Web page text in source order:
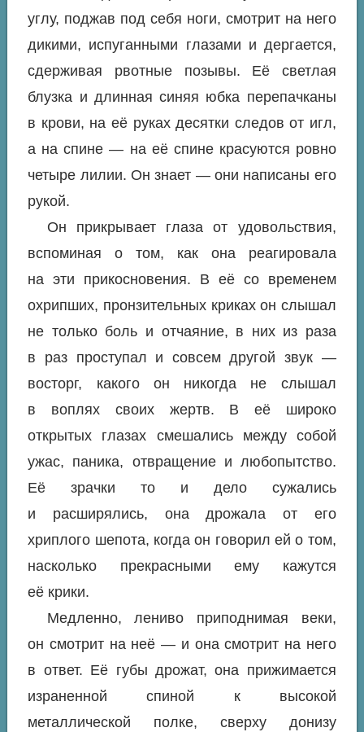
углу, поджав под себя ноги, смотрит на него
дикими, испуганными глазами и дергается,
сдерживая рвотные позывы. Её светлая
блузка и длинная синяя юбка перепачканы
в крови, на её руках десятки следов от игл,
а на спине — на её спине красуются ровно
четыре лилии. Он знает — они написаны его
рукой.
Он прикрывает глаза от удовольствия,
вспоминая о том, какона реагировала
на эти прикосновения. В её со временем
охрипших, пронзительных криках он слышал
не только боль и отчаяние, в них из раза
в раз проступал и совсем другой звук —
восторг, какого он никогда не слышал
в воплях своих жертв. В её широко
открытых глазах смешались между собой
ужас, паника, отвращение и любопытство.
Её зрачки то и дело сужались
и расширялись, она дрожала от его
хриплого шепота, когда он говорил ей о том,
насколько прекрасными ему кажутся
её крики.
Медленно, лениво приподнимая веки,
он смотрит на неё — и она смотрит на него
в ответ. Её губы дрожат, она прижимается
израненной спиной к высокой
металлической полке, сверху донизу